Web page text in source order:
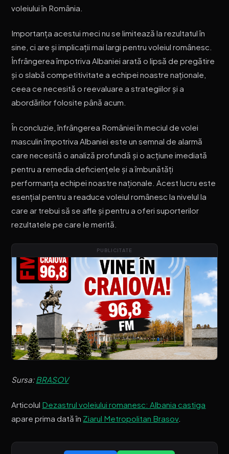
voleiului în România.
Importanța acestui meci nu se limitează la rezultatul în
sine, ci are și implicații mai largi pentru voleiul românesc.
Înfrângerea împotriva Albaniei arată o lipsă de pregătire
și o slabă competitivitate a echipei noastre naționale,
ceea ce necesită o reevaluare a strategiilor și a
abordărilor folosite până acum.
În concluzie, înfrângerea României în meciul de volei
masculin împotriva Albaniei este un semnal de alarmă
care necesită o analiză profundă și o acțiune imediată
pentru a remedia deficiențele și a îmbunătăți
performanța echipei noastre naționale. Acest lucru este
esențial pentru a readuce voleiul românesc la nivelul la
care ar trebui să se afle și pentru a oferi suporterilor
rezultatele pe care le merită.
PUBLICITATE
Sursa:BRASOV
Articolul Dezastrul voleiului romanesc: Albania castiga
apare prima dată în Ziarul Metropolitan Brasov.